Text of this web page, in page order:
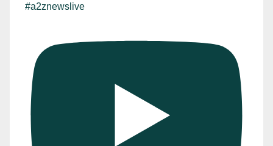
#a2znewslive